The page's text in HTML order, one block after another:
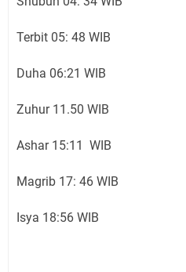
Terbit 05: 48 WIB
Duha 06:21 WIB
Zuhur 11.50 WIB
Ashar 15:11 WIB
Magrib 17: 46 WIB
Isya 18:56 WIB